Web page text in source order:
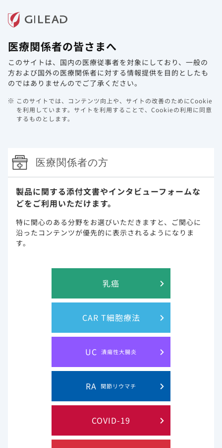
ホーム 製品情報
訪問診療（在宅・高齢者施設）
ベクルリー 治療
対談「訪問診療におけるCOVID‐19
治療のマネジメント」
COVID-19の診療経験が豊富な藤田次郎先生（おもと会
（京都府立医科大学救急医療学教室/医療法人双樹会よし
投与や感染対策などについてご対談いただきました。そ
の内容を3回にわたってご紹介します。
第1回 訪問診療における早期抗ウイルス治療の取り
19治療を行うために
医療関係者の皆さまへ
このサイトは、国内の医療従事者を対象にしており、 一般の
方および国外の医療関係者に対する情報提供を目的としたも
のではありませんのでご了承ください。
このサイトでは、コンテンツ向上や、サイトの改善のためにCookie
を利用しています。 サイトを利用することで、Cookieの利用に同意
するものとします。
医療関係者の方
製品に関する添付文書やインタビューフォームな
どをご利用いただけます。
特に関心のある分野をお選びいただきますと、 ご関心に
沿ったコンテンツが優先的に表示されるようになりま
す。
乳癌
CAR T細胞療法
UC 潰瘍性大腸炎
RA 関節リウマチ
COVID-19